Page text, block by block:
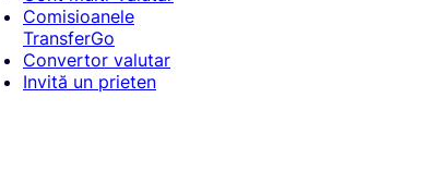
Comisioanele
TransferGo
Convertor valutar
Invită un prieten